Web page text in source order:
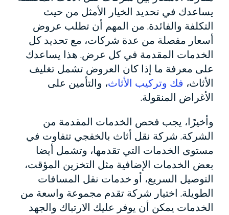
يساعدك في تحديد الخيار الأمثل من حيث
التكلفة والفائدة. من المهم أن تطلب عروض
أسعار مفصلة من عدة شركات، مع تحديد كل
الخدمات المقدمة في كل عرض. هذا يساعدك
على معرفة ما إذا كان العروض تشمل تغليف
الأثاث، فك وتركيب الأثاث، والتأمين على
الأغراض المنقولة.
وأخيرًا، يجب فحص الخدمات المقدمة من
الشركة. شركة نقل أثاث بالخفجي تتفاوت في
مستوى الخدمات التي تقدمها، وتشمل أيضا
بعض الخدمات الإضافية مثل التخزين المؤقت،
التوصيل السريع، أو خدمات نقل المسافات
الطويلة. اختيار شركة تقدم مجموعة واسعة من
الخدمات يمكن أن يوفر عليك الارتباك والجهد